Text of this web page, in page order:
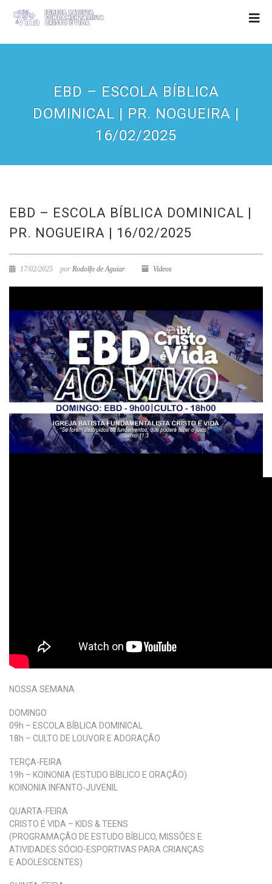
EBD – ESCOLA BÍBLICA
DOMINICAL | PR. NOGUEIRA |
16/02/2025
EBD – ESCOLA BÍBLICA DOMINICAL |
PR. NOGUEIRA | 16/02/2025
17/02/2025 por Rodolfo de Aguiar Videos
NOSSA SEMANA
DOMINGO
09h – ESCOLA BÍBLICA DOMINICAL
18h – CULTO DE LOUVOR E ADORAÇÃO
TERÇA-FEIRA
19h – KOINONIA (ESTUDO BÍBLICO E ORAÇÃO)
KOINONIA INFANTO-JUVENIL
QUARTA-FEIRA
CRISTO É VIDA – KIDS & TEENS
(PROGRAMAÇÃO DE ESTUDO BÍBLICO, MISSÕES E
ATIVIDADES SÓCIO-ESPORTIVAS PARA CRIANÇAS
E ADOLESCENTES)